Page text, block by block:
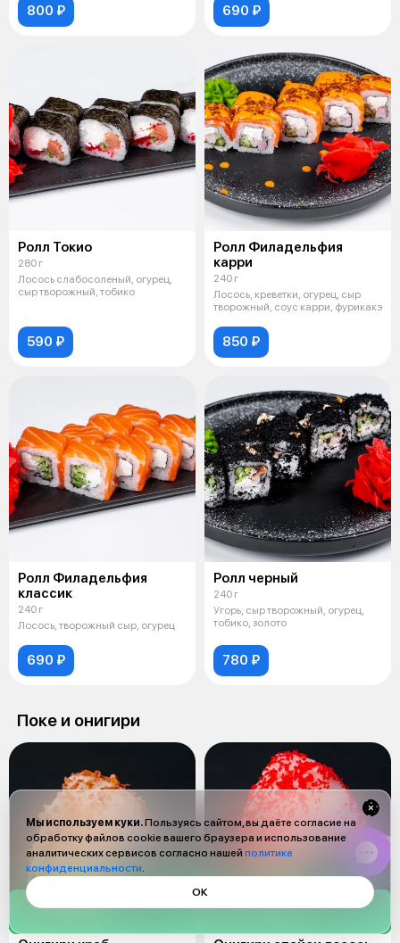
800 ₽ 690 ₽
Ролл Токио
280 г
Лосось слабосоленый, огурец,
сыр творожный, тобико
590 ₽
Ролл Филадельфия
карри
240 г
Лосось, креветки, огурец, сыр
творожный, соус карри, фурикакэ
850 ₽
Ролл Филадельфия
классик
240 г
Лосось, творожный сыр, огурец
690 ₽
Ролл черный
240 г
Угорь, сыр творожный, огурец,
тобико, золото
780 ₽
Поке и онигири
Мы используем куки.Пользуясь сайтом, вы даёте согласие на
обработку файлов cookie вашего браузера и использование
аналитических сервисов согласно нашей политике
конфиденциальности.
ОК